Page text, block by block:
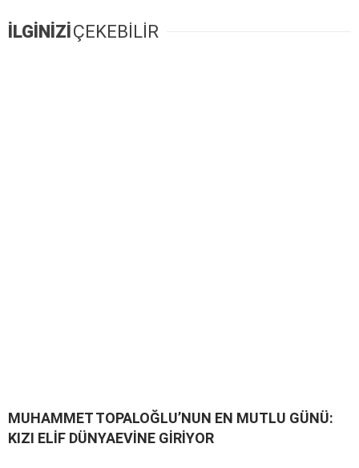
İLGİNİZİÇEKEBİLİR
MUHAMMET TOPALOĞLU’NUN EN MUTLU GÜNÜ:
KIZI ELİF DÜNYAEVİNE GİRİYOR